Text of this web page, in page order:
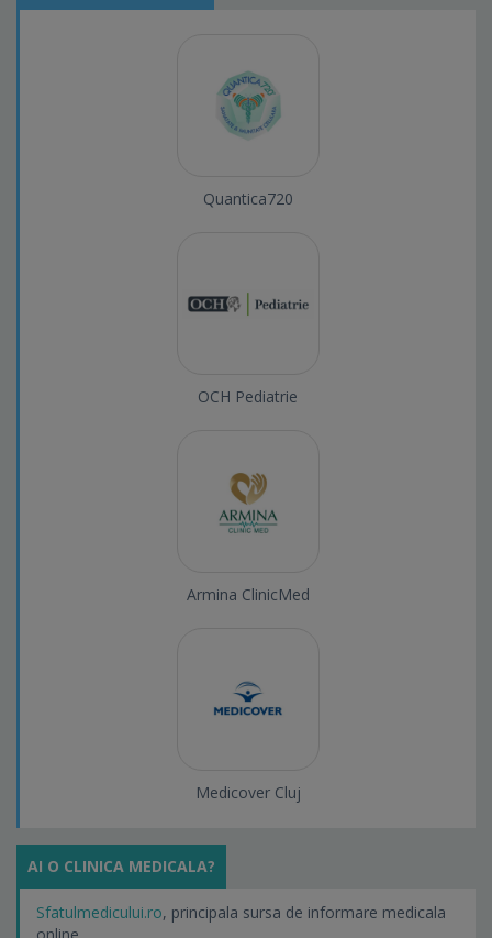
Quantica720
OCH Pediatrie
Armina ClinicMed
Medicover Cluj
AI O CLINICA MEDICALA?
Sfatulmedicului.ro, principala sursa de informare medicala